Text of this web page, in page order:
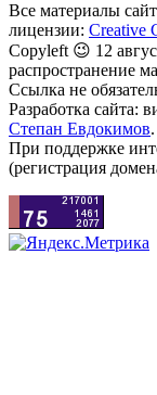
Все материалы
лицензии: Creative
Copyleft 😉 12
распространение
Ссылка не
Разработка сайта:
Степан Евдокимов.
При поддержке
(регистрация